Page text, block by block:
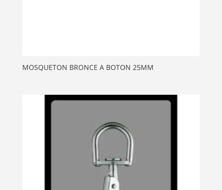
MOSQUETON BRONCE A BOTON 25MM